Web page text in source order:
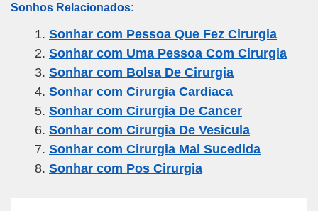
ail c
e
b
o
o
k
tt
er
e
gr
a
m
s
A
p
p
e
Sonhos Relacionados:
Sonhar com Pessoa Que Fez Cirurgia
Sonhar com Uma Pessoa Com Cirurgia
Sonhar com Bolsa De Cirurgia
Sonhar com Cirurgia Cardiaca
Sonhar com Cirurgia De Cancer
Sonhar com Cirurgia De Vesicula
Sonhar com Cirurgia Mal Sucedida
Sonhar com Pos Cirurgia